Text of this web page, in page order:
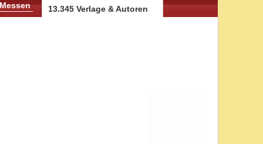
13.345 Verlage & Autoren